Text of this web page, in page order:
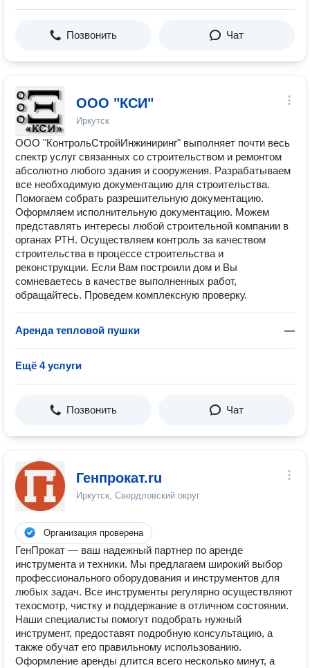
Позвонить Чат
ООО "КСИ"
Иркутск
ООО "КонтрольСтройИнжиниринг" выполняет почти весь
спектр услуг связанных со строительством и ремонтом
абсолютно любого здания и сооружения. Разрабатываем
все необходимую документацию для строительства.
Помогаем собрать разрешительную документацию.
Оформляем исполнительную документацию. Можем
представлять интересы любой строительной компании в
органах РТН. Осуществляем контроль за качеством
строительства в процессе строительства и
реконструкции. Если Вам построили дом и Вы
сомневаетесь в качестве выполненных работ,
обращайтесь. Проведем комплексную проверку.
Аренда тепловой пушки —
Ещё 4 услуги
Позвонить Чат
Генпрокат.ru
Иркутск, Свердловский округ
Организация проверена
ГенПрокат — ваш надежный партнер по аренде
инструмента и техники. Мы предлагаем широкий выбор
профессионального оборудования и инструментов для
любых задач. Все инструменты регулярно осуществляют
техосмотр, чистку и поддержание в отличном состоянии.
Наши специалисты помогут подобрать нужный
инструмент, предоставят подробную консультацию, а
также обучат его правильному использованию.
Оформление аренды длится всего несколько минут, а